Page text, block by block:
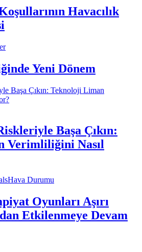
Havacılık
Yeni Dönem
Başa Çıkın:
Verimliliğini Nasıl
Hava Durumu
Oyunları Aşırı
Etkilenmeye Devam